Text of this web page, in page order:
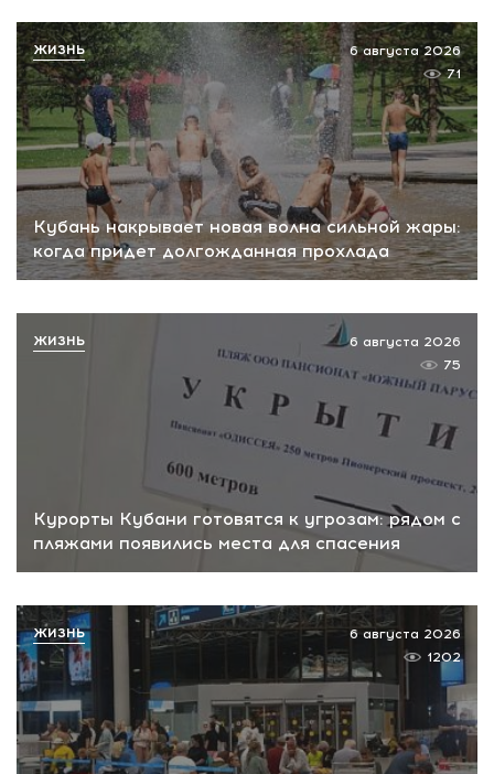
Кубань накрывает новая волна сильной жары:
когда придет долгожданная прохлада
6 августа 2026
71
ЖИЗНЬ
Курорты Кубани готовятся к угрозам: рядом с
пляжами появились места для спасения
6 августа 2026
75
ЖИЗНЬ
6 августа 2026
1202
ЖИЗНЬ